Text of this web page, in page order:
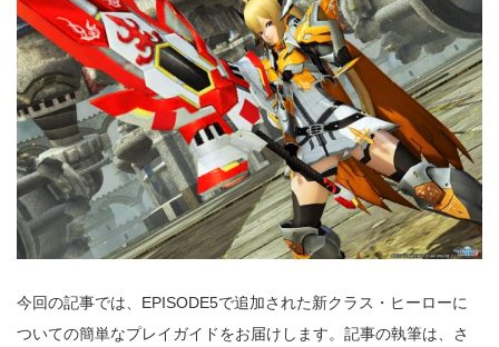
今回の記事では、EPISODE5で追加された新クラス・ヒーローに
ついての簡単なプレイガイドをお届けします。記事の執筆は、さ